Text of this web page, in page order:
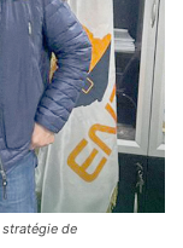
stratégie de